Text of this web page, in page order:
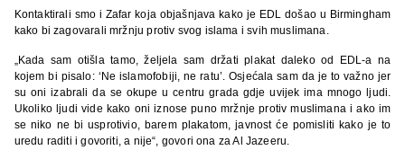
Kontaktirali smo i Zafar koja objašnjava kako je EDL došao u Birmingham
kako bi zagovarali mržnju protiv svog islama i svih muslimana.
„Kada sam otišla tamo, željela sam držati plakat daleko od EDL-a na
kojem bi pisalo: ‘Ne islamofobiji, ne ratu’. Osjećala sam da je to važno jer
su oni izabrali da se okupe u centru grada gdje uvijek ima mnogo ljudi.
Ukoliko ljudi vide kako oni iznose puno mržnje protiv muslimana i ako im
se niko ne bi usprotivio, barem plakatom, javnost će pomisliti kako je to
uredu raditi i govoriti, a nije“, govori ona za Al Jazeeru.